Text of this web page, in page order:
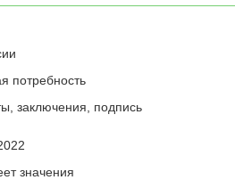
потребность
заключения, подпись
значения